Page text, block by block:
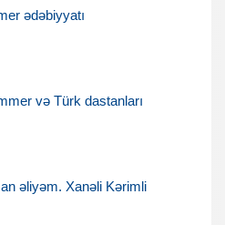
ədəbiyyatı
və Türk dastanları
əliyəm. Xanəli Kərimli